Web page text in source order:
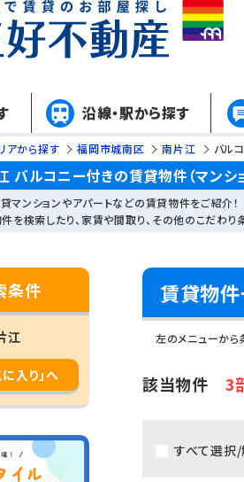
沿線・駅から探す
アから探す 福岡市城南区 南片江 バル
ルコニー付きの賃貸物件（マンシ
ンションやアパートなどの賃貸物件をご紹介！
を検索したり、家賃や間取り、その他のこだわ
条件
江
入り」へ
賃貸物
左のメニューか
該当物件 3
すべて選択